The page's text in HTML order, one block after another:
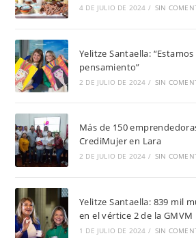
4 DE JULIO DE 2024 / SIN
Yelitze Santaella:
pensamiento”
2 DE JULIO DE 2024 / SIN
Más de 150
CrediMujer en Lara
2 DE JULIO DE 2024 / SIN
Yelitze Santaella: 839 mil
en el vértice 2 de la GMVM
1 DE JULIO DE 2024 / SIN